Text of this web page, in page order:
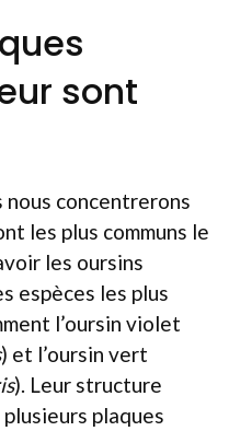
sont
nous concentrerons
les plus communs le
les oursins
espèces les plus
l’oursin violet
) et l’oursin vert
). Leur structure
plaques